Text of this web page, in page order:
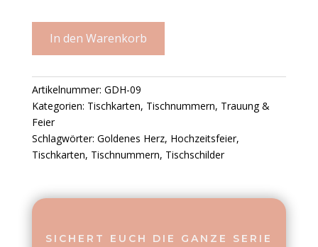
In den Warenkorb
Artikelnummer: GDH-09
Kategorien: Tischkarten, Tischnummern, Trauung &
Feier
Schlagwörter: Goldenes Herz, Hochzeitsfeier,
Tischkarten, Tischnummern, Tischschilder
SICHERT EUCH DIE GANZE SERIE